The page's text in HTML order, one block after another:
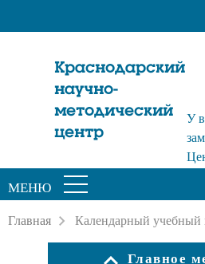
Краснодарский
научно-
методический
центр
У
МЕНЮ
Главная Календарный учебный
Главное